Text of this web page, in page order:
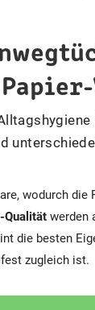
wodurch die
Qualität werden
die besten
zugleich ist.